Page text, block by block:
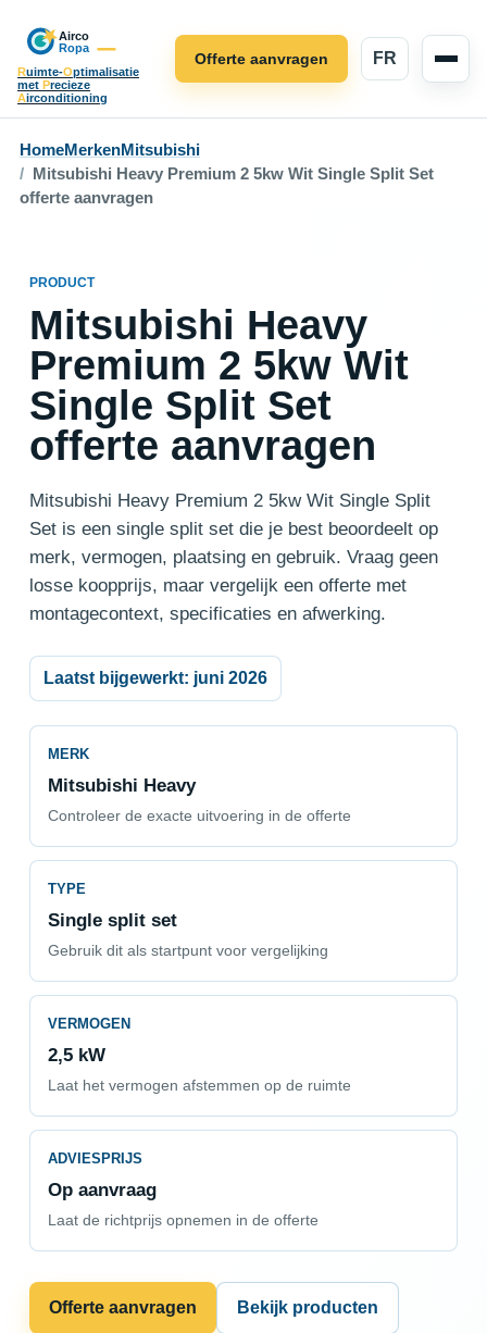
Ruimte-Optimalisatie
met Precieze
Airconditioning
FR
Offerte aanvragen
HomeMerkenMitsubishi
Mitsubishi Heavy Premium 2 5kw Wit Single Split Set
offerte aanvragen
PRODUCT
Mitsubishi Heavy
Premium 2 5kw Wit
Single Split Set
offerte aanvragen
Mitsubishi Heavy Premium 2 5kw Wit Single Split
Set is een single split set die je best beoordeelt op
merk, vermogen, plaatsing en gebruik. Vraag geen
losse koopprijs, maar vergelijk een offerte met
montagecontext, specificaties en afwerking.
Laatst bijgewerkt: juni 2026
MERK
Mitsubishi Heavy
Controleer de exacte uitvoering in de offerte
TYPE
Single split set
Gebruik dit als startpunt voor vergelijking
VERMOGEN
2,5 kW
Laat het vermogen afstemmen op de ruimte
ADVIESPRIJS
Op aanvraag
Laat de richtprijs opnemen in de offerte
Offerte aanvragen Bekijk producten